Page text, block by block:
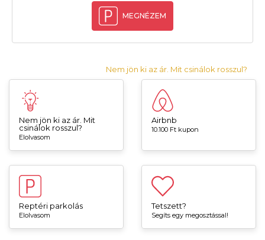
MEGNÉZEM
Nem jön ki az ár. Mit csinálok rosszul?
Nem jön ki az ár. Mit
csinálok rosszul?
Elolvasom
Airbnb
10.100 Ft kupon
Reptéri parkolás
Elolvasom
Tetszett?
Segíts egy megosztással!